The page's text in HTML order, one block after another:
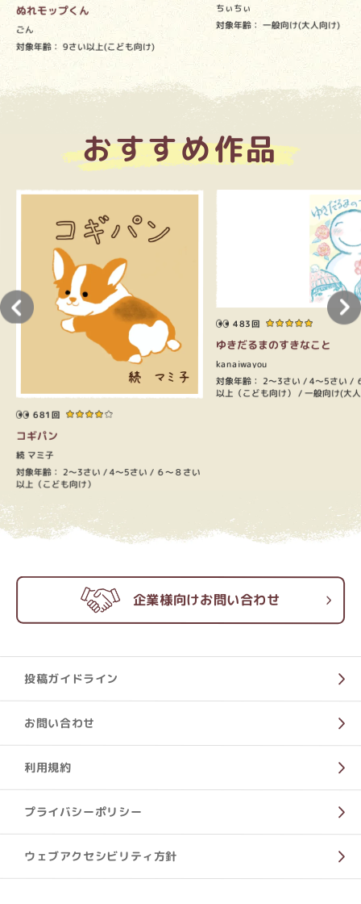
ぬれモップくん
ごん
対象年齢： 9さい以上(こども向け)
ちぃちぃ
対象年齢： 一般向け(大人向け)
おすすめ作品
681回
コギパン
続 マミ子
対象年齢： 2～3さい 4～5さい ６～８さい
以上（こども向け）
483回
ゆきだるまのすきなこと
kanaiwayou
対象年齢： 2～3さい 4～5さい
以上（こども向け） 一般向け(大
企業様向けお問い合わせ
投稿ガイドライン
お問い合わせ
利用規約
プライバシーポリシー
ウェブアクセシビリティ方針